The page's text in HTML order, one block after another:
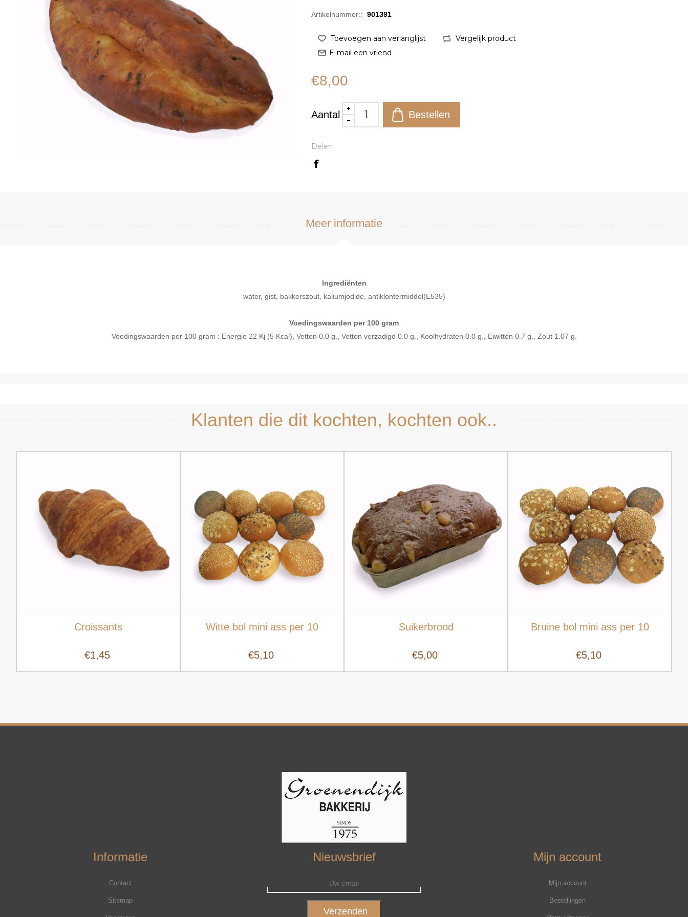
Artikelnummer:: 901391
€8,00
Aantal
Delen
Meer informatie
Ingrediënten
water, gist, bakkerszout, kaliumjodide, antiklontermiddel(E535)
Voedingswaarden per 100 gram
Voedingswaarden per 100 gram : Energie 22 Kj (5 Kcal), Vetten 0.0 g., Vetten verzadigd 0.0 g., Koolhydraten 0.0 g., Eiwitten 0.7 g., Zout 1.07 g.
Klanten die dit kochten, kochten ook..
Croissants
€1,45
Witte bol mini ass per 10
€5,10
Snel bekijken
Suikerbrood
€5,00
Snel bekijken
Bruine bol mini ass per 10
€5,10
Snel bekijken
Informatie
Contact
Sitemap
Nieuwsbrief Mijn account
Mijn account
Bestellingen